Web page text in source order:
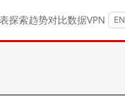
探索趋势对比数据VPN EN